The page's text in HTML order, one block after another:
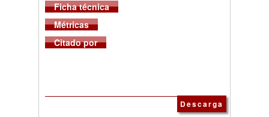
Ficha técnica
Métricas
Citado por
Descarga